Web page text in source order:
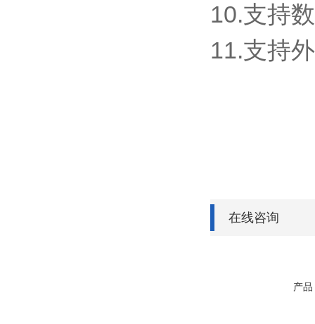
10.支持
11.支持
在线咨询
产品